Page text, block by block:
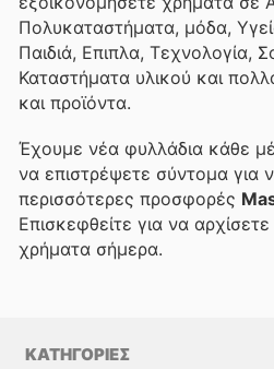
Πολυκαταστήματα, μόδα,
Παιδιά, Επιπλα, Τεχνολογία,
Καταστήματα υλικού και
και προϊόντα.
Έχουμε νέα φυλλάδια κάθε
να επιστρέψετε σύντομα για
περισσότερες προσφορές
Επισκεφθείτε για να
χρήματα σήμερα.
ΚΑΤΗΓΟΡΙΕΣ